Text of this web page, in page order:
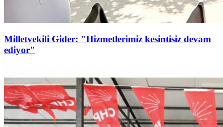
Milletvekili Gider: "Hizmetlerimiz kesintisiz devam
ediyor"